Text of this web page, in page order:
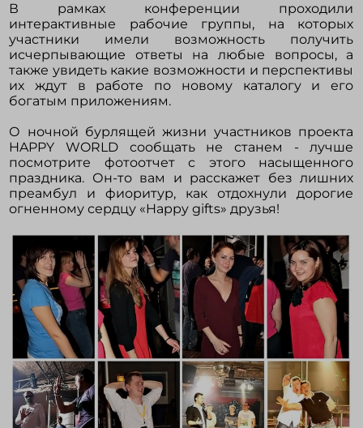
В рамках конференции проходили
интерактивные рабочие группы, на которых
участники имели возможность получить
исчерпывающие ответы на любые вопросы, а
также увидеть какие возможности и перспективы
их ждут в работе по новому каталогу и его
богатым приложениям.
О ночной бурлящей жизни участников проекта
HAPPY WORLD сообщать не станем - лучше
посмотрите фотоотчет с этого насыщенного
праздника. Он-то вам и расскажет без лишних
преамбул и фиоритур, как отдохнули дорогие
огненному сердцу «Happy gifts» друзья!